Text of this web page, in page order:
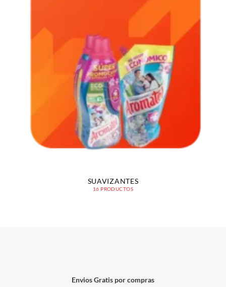
SUAVIZANTES
16 PRODUCTOS
Envios Gratis por compras